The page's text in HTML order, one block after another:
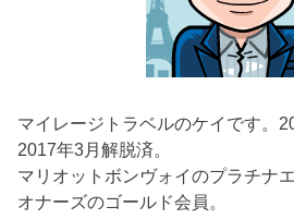
マイレージトラベルのケイです。
2017年3月解脱済。
マリオットボンヴォイのプラチナ
オナーズのゴールド会員。